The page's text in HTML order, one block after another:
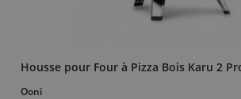
Housse pour Four à Pizza Bois Karu 2
Ooni